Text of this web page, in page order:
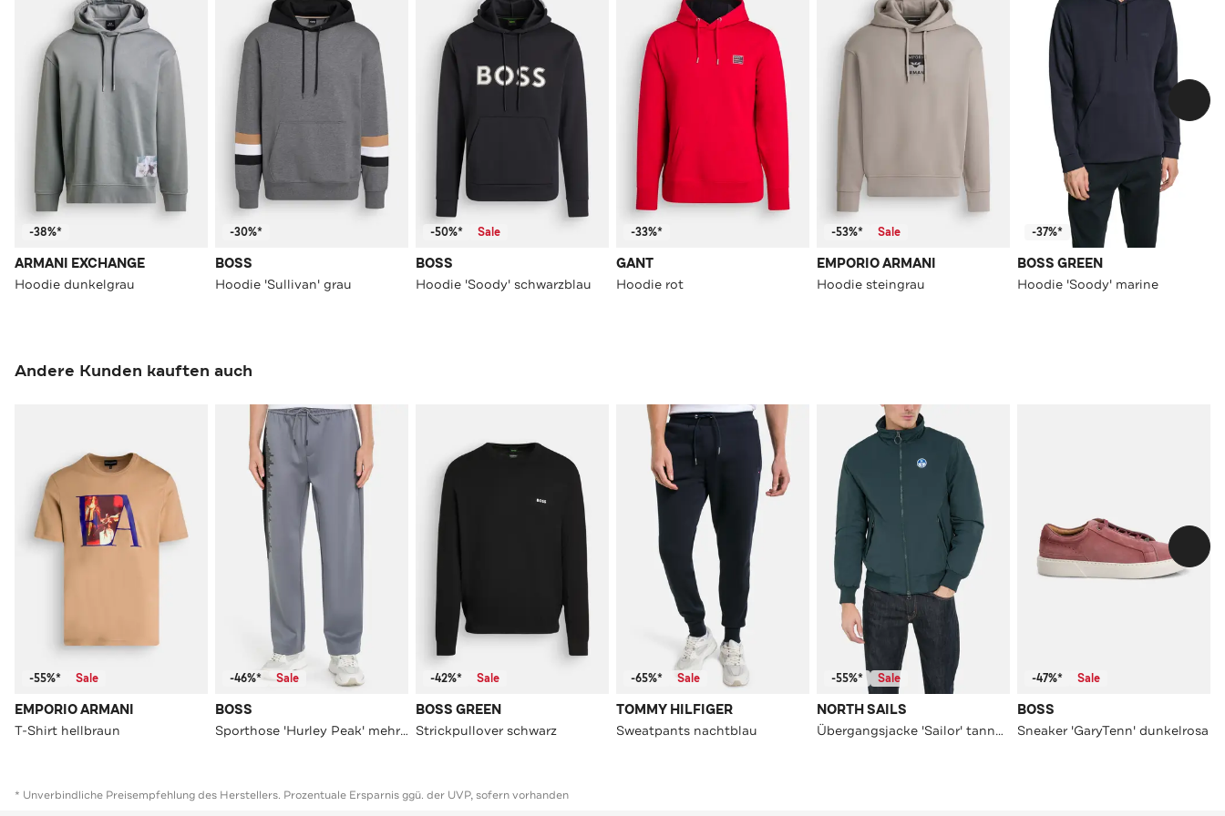
-38%*
ARMANI EXCHANGE
Hoodie dunkelgrau
-30%*
BOSS
Hoodie 'Sullivan' grau
-50%* Sale
BOSS
Hoodie 'Soody' schwarzblau
-33%*
GANT
Hoodie rot
-53%* Sale
EMPORIO ARMANI
Hoodie steingrau
-37%*
BOSS GREEN
Hoodie 'Soody' marine
Andere Kunden kauften auch
-55%* Sale
EMPORIO ARMANI
T-Shirt hellbraun
-46%* Sale
BOSS
Sporthose 'Hurley Peak' mehrfarbig
-42%* Sale
BOSS GREEN
Strickpullover schwarz
-65%* Sale
TOMMY HILFIGER
Sweatpants nachtblau
-55%* Sale
NORTH SAILS
Übergangsjacke 'Sailor' tannengrün
-47%* Sale
BOSS
Sneaker 'GaryTenn' dunkelrosa
* Unverbindliche Preisempfehlung des Herstellers. Prozentuale Ersparnis ggü. der UVP, sofern vorhanden